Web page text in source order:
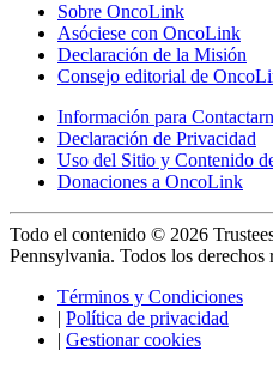
Sobre OncoLink
Asóciese con OncoLink
Declaración de la Misión
Consejo editorial de
Información para
Declaración de Privacidad
Uso del Sitio y Contenido
Donaciones a OncoLink
Todo el contenido © 2026
Pennsylvania. Todos los derechos
Términos y Condiciones
| Política de privacidad
| Gestionar cookies